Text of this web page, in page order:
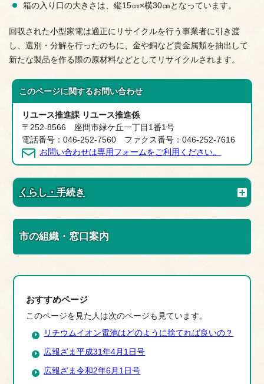
箱の入り口の大きさは、縦15㎝×横30㎝となっています。
回収された小型家電は適正にリサイクルを行う事業者に引き渡
し、選別・分解を行ったのちに、金や銅など貴金属類を抽出して
新たな製品を作る際の原材料などとしてリサイクルされます。
このページに関するお問い合わせ
リユース推進課 リユース推進係
〒252-8566 座間市緑ケ丘一丁目1番1号
電話番号：046-252-7560 ファクス番号：046-252-7616
お問い合わせは専用フォームをご利用ください。
くらし・手続き
市の組織・窓口案内
おすすめページ
このページを見た人は次のページも見ています。
リチウムイオン電池はどのように捨てれば良いの？
広報ざま平成31年4月1日号
広報ざま令和2年6月1日号